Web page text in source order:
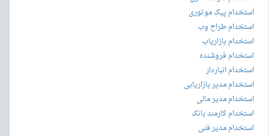
استخدام پیک موتوری
استخدام طراح وب
استخدام بازاریاب
استخدام فروشنده
استخدام انباردار
استخدام مدیر بازاریابی
استخدام مدیر مالی
استخدام کارمند بانک
استخدام مدیر فنی